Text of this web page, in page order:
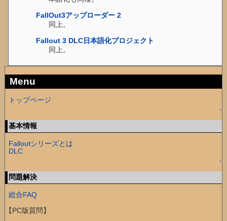
FallOut3アップローダー 2
同上。
Fallout 3 DLC日本語化プロジェクト
同上。
Menu
トップページ
↑
基本情報
Falloutシリーズとは
DLC
↑
問題解決
総合FAQ
【PC版質問】